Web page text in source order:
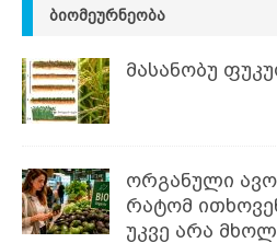
ᲑᲘᲝᲛᲔᲣᲠᲜᲔᲝᲑᲐ
მასანობუ
ორგანული
რატომ
უკვე არა